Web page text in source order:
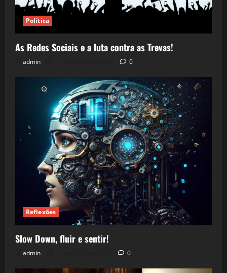
Política
As Redes Sociais e a luta contra as Trevas!
admin 0
Reflexões
Slow Down, fluir e sentir!
admin 0